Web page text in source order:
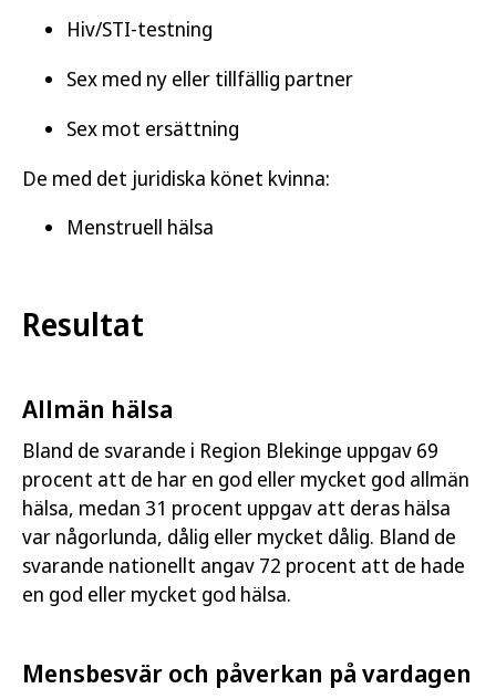
Hiv/STI-testning
Sex med ny eller tillfällig partner
Sex mot ersättning
De med det juridiska könet kvinna:
Menstruell hälsa
Resultat
Allmän hälsa
Bland de svarande i Region Blekinge uppgav 69
procent att de har en god eller mycket god allmän
hälsa, medan 31 procent uppgav att deras hälsa
var någorlunda, dålig eller mycket dålig. Bland de
svarande nationellt angav 72 procent att de hade
en god eller mycket god hälsa.
Mensbesvär och påverkan på vardagen